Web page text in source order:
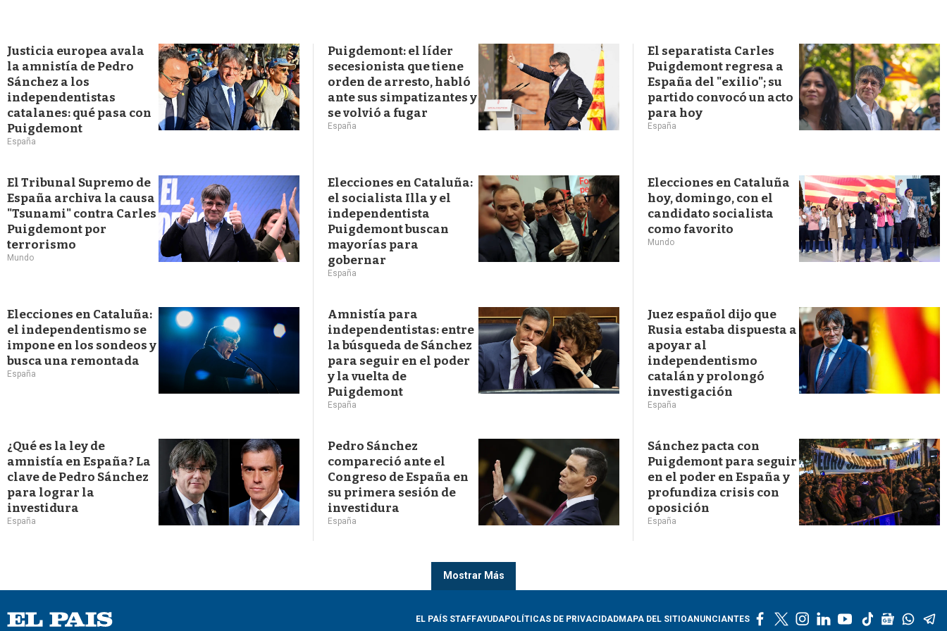
e
d
a
Justicia europea avala
la amnistía de Pedro
Sánchez a los
independentistas
catalanes: qué pasa con
Puigdemont
España
Puigdemont: el líder
secesionista que tiene
orden de arresto, habló
ante sus simpatizantes y
se volvió a fugar
España
El separatista Carles
Puigdemont regresa a
España del "exilio"; su
partido convocó un acto
para hoy
España
El Tribunal Supremo de
España archiva la causa
"Tsunami" contra Carles
Puigdemont por
terrorismo
Mundo
Elecciones en Cataluña:
el socialista Illa y el
independentista
Puigdemont buscan
mayorías para
gobernar
España
Elecciones en Cataluña
hoy, domingo, con el
candidato socialista
como favorito
Mundo
Elecciones en Cataluña:
el independentismo se
impone en los sondeos y
busca una remontada
España
Amnistía para
independentistas: entre
la búsqueda de Sánchez
para seguir en el poder
y la vuelta de
Puigdemont
España
Juez español dijo que
Rusia estaba dispuesta a
apoyar al
independentismo
catalán y prolongó
investigación
España
¿Qué es la ley de
amnistía en España? La
clave de Pedro Sánchez
para lograr la
investidura
España
Pedro Sánchez
compareció ante el
Congreso de España en
su primera sesión de
investidura
España
Sánchez pacta con
Puigdemont para seguir
en el poder en España y
profundiza crisis con
oposición
España
Mostrar Más
EL PAÍS STAFFAYUDAPOLÍTICAS DE PRIVACIDADMAPA DEL SITIOANUNCIANTES
l
y
t
g
w